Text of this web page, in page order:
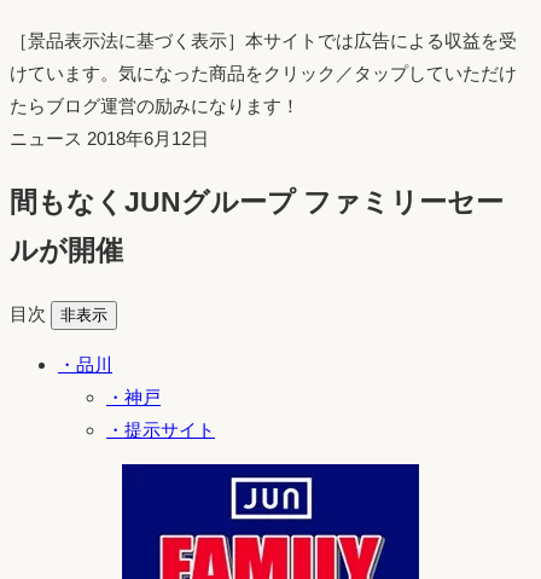
［景品表示法に基づく表示］本サイトでは広告による収益を受
けています。気になった商品をクリック／タップしていただけ
たらブログ運営の励みになります！
ニュース 投
日：
2018年6月12日
間もなくJUNグループ ファミリーセー
ルが開催
目次 非表示
・品川
・神戸
・提示サイト